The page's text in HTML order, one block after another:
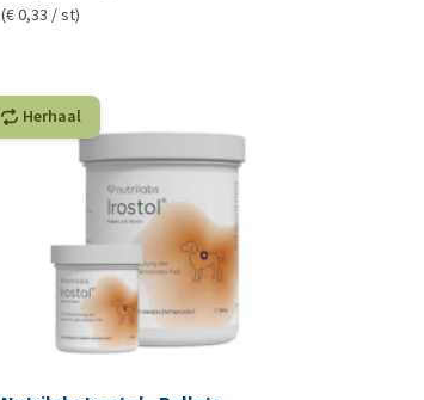
(€ 0,33 / st)
Herhaal